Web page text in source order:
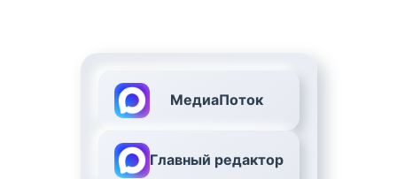
МедиаПоток
Главный редактор